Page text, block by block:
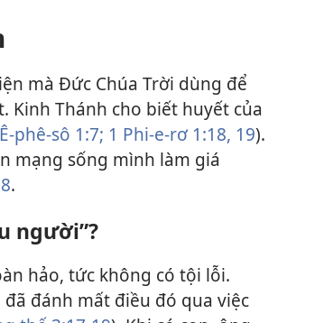
mà Đức Chúa Trời dùng để
Kinh Thánh cho biết huyết của
Ê-phê-sô 1:7; 1 Phi-e-rơ 1:18, 19).
mạng sống mình làm giá
.
người”?
hảo, tức không có tội lỗi.
đánh mất điều đó qua việc